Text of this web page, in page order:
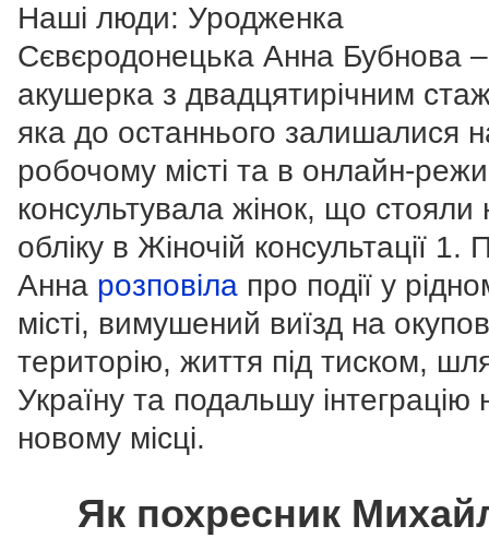
Наші люди: Уродженка
Сєвєродонецька Анна Бубнова –
акушерка з двадцятирічним
яка до останнього залишалися
робочому місті та в онлайн-
консультувала жінок, що стояли
обліку в Жіночій консультації 1.
Анна розповіла про події у
місті, вимушений виїзд на
територію, життя під тиском,
Україну та подальшу інтеграцію
новому місці.
Як похресник